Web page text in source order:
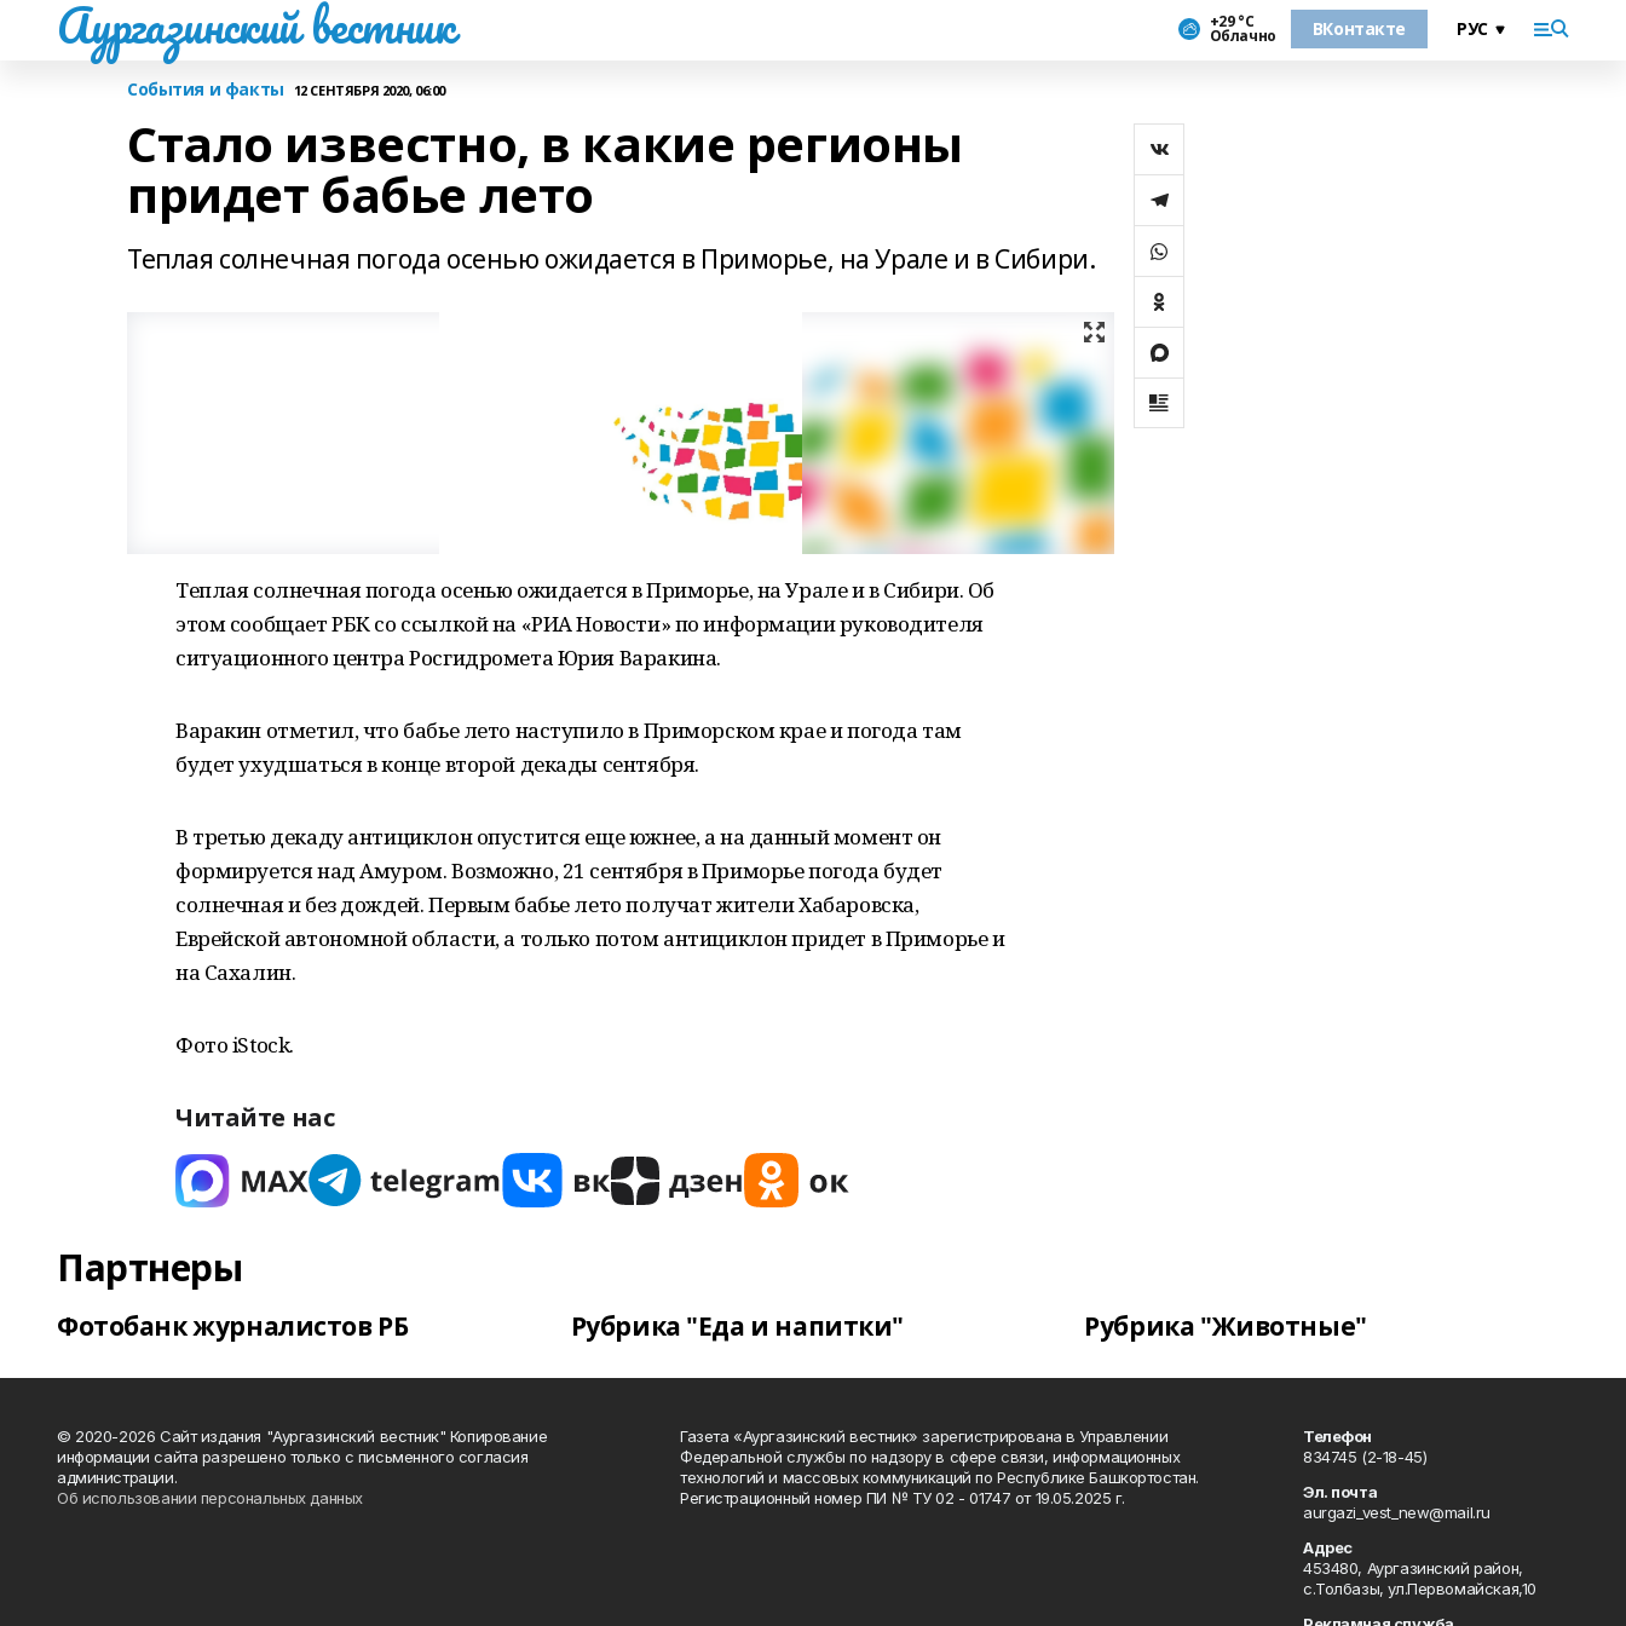
Аургазинский вестник +29 °С
Облачно ВКонтакте
События и факты 12 СЕНТЯБРЯ 2020, 06:00
Стало известно, в какие регионы
придет бабье лето
Теплая солнечная погода осенью ожидается в Приморье, на Урале и в Сибири.
Теплая солнечная погода осенью ожидается в Приморье, на Урале и в Сибири. Об
этом сообщает РБК со ссылкой на «РИА Новости» по информации руководителя
ситуационного центра Росгидромета Юрия Варакина.
Варакин отметил, что бабье лето наступило в Приморском крае и погода там
будет ухудшаться в конце второй декады сентября.
В третью декаду антициклон опустится еще южнее, а на данный момент он
формируется над Амуром. Возможно, 21 сентября в Приморье погода будет
солнечная и без дождей. Первым бабье лето получат жители Хабаровска,
Еврейской автономной области, а только потом антициклон придет в Приморье и
на Сахалин.
Фото iStock.
Читайте нас
Партнеры
Фотобанк журналистов РБ Рубрика "Еда и напитки" Рубрика "Животные"
© 2020-2026 Сайт издания "Аургазинский вестник" Копирование
информации сайта разрешено только с письменного согласия
администрации.
Об использовании персональных данных
Газета «Аургазинский вестник» зарегистрирована в Управлении
Федеральной службы по надзору в сфере связи, информационных
технологий и массовых коммуникаций по Республике Башкортостан.
Регистрационный номер ПИ № ТУ 02 - 01747 от 19.05.2025 г.
Телефон
834745 (2-18-45)
Эл. почта
aurgazi_vest_new@mail.ru
Адрес
453480, Аургазинский район,
с.Толбазы, ул.Первомайская,10